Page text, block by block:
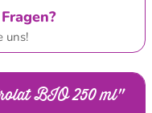
uns!
BIO 250 ml"